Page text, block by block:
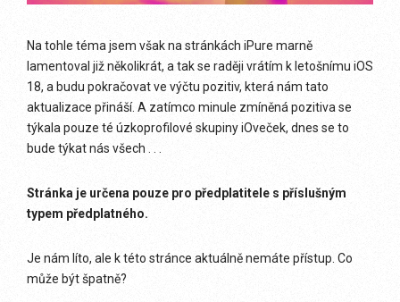
Na tohle téma jsem však na stránkách iPure marně
lamentoval již několikrát, a tak se raději vrátím k letošnímu iOS
18, a budu pokračovat ve výčtu pozitiv, která nám tato
aktualizace přináší. A zatímco minule zmíněná pozitiva se
týkala pouze té úzkoprofilové skupiny iOveček, dnes se to
bude týkat nás všech . . .
Stránka je určena pouze pro předplatitele s příslušným
typem předplatného.
Je nám líto, ale k této stránce aktuálně nemáte přístup. Co
může být špatně?